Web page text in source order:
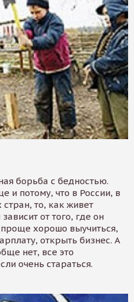
борьба с бедностью.
и потому, что в России, в
то, как живет
от того, где он
хорошо выучиться,
открыть бизнес. А
нет, все это
очень стараться.